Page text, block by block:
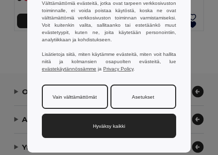
Lisää Ostokoriin Lisää Ostokoriin
Ota yhteyttä
Anna meidän auttaa
Yrityksemme
Välttämättömiä evästeitä, jotka ovat tarpeen verkkosivuston
toiminnalle, ei voida poistaa käytöstä, koska ne ovat
välttämättömiä verkkosivuston toiminnan varmistamiseksi.
Voit kuitenkin valita, sallitaanko tai estetäänkö muut
evästetyypit, kuten ne, joita käytetään personointiin,
analytiikkaan ja kohdistukseen.
Lisätietoja siitä, miten käytämme evästeitä, miten voit hallita
niitä ja kolmansien osapuolten evästeitä, lue
evästekäytännössämme ja Privacy Policy.
Vain välttämättömät Asetukset
Hyväksy kaikki